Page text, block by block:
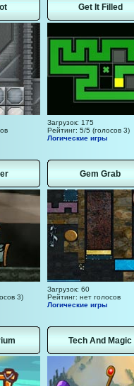
Get It Filled
Загрузок: 175
Рейтинг: 5/5 (голосов 3)
Логические игры
3)
Gem Grab
Загрузок: 60
Рейтинг: нет голосов
Логические игры
Tech And Magic